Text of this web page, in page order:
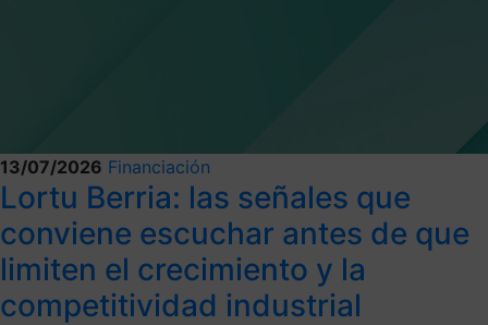
13/07/2026 Financiación
Lortu Berria: las señales que
conviene escuchar antes de que
limiten el crecimiento y la
competitividad industrial